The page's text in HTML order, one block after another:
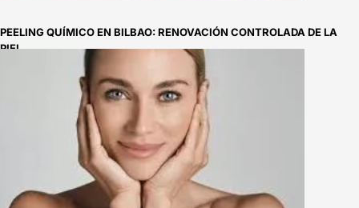
PEELING QUÍMICO EN BILBAO: RENOVACIÓN CONTROLADA DE LA
PIEL